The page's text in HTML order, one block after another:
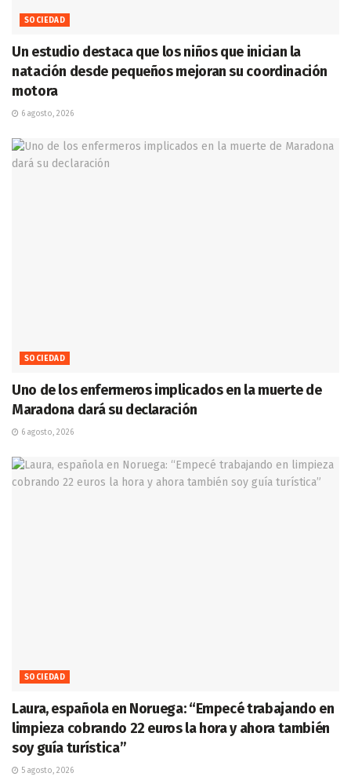
SOCIEDAD
Un estudio destaca que los niños que inician la
natación desde pequeños mejoran su coordinación
motora
6 agosto, 2026
SOCIEDAD
Uno de los enfermeros implicados en la muerte de
Maradona dará su declaración
6 agosto, 2026
SOCIEDAD
Laura, española en Noruega: “Empecé trabajando en
limpieza cobrando 22 euros la hora y ahora también
soy guía turística”
5 agosto, 2026